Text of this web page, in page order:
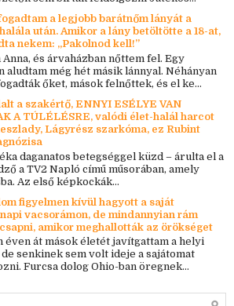
a legjobb barátnőm lányát a
után. Amikor a lány betöltötte a 18-at,
nekem: „Pakolnod kell!”
Anna, és árvaházban nőttem fel. Egy
aludtam még hét másik lánnyal. Néhányan
őket, mások felnőttek, és el ke...
a szakértő, ENNYI ESÉLYE VAN
A TÚLÉLÉSRE, valódi élet-halál harcot
Lágyrész szarkóma, ez Rubint
daganatos betegséggel küzd – árulta el a
a TV2 Napló című műsorában, amely
Az első képkockák...
figyelmen kívül hagyott a saját
vacsorámon, de mindannyian rám
amikor meghallották az örökséget
éven át mások életét javítgattam a helyi
senkinek sem volt ideje a sajátomat
Furcsa dolog Ohio-ban öregnek...